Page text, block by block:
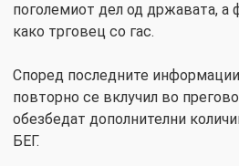
поголемиот дел од државата, а
како трговец со гас.
Според последните
повторно се вклучил во
обезбедат дополнителни
БЕГ.